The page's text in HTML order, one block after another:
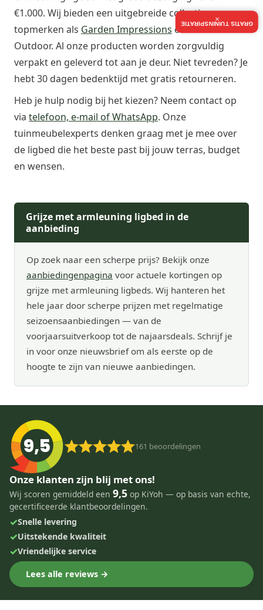
€1.000. Wij bieden een uitgebreide collectie van
topmerken als Garden Impressions en Boender
Outdoor. Al onze producten worden zorgvuldig
verpakt en geleverd tot aan je deur. Niet tevreden? Je
hebt 30 dagen bedenktijd met gratis retourneren.
Heb je hulp nodig bij het kiezen? Neem contact op
via telefoon, e-mail of WhatsApp. Onze
tuinmeubelexperts denken graag met je mee over
de ligbed die het beste past bij jouw terras, budget
en wensen.
Grijze met armleuning ligbed in de
aanbieding
Op zoek naar een scherpe prijs? Bekijk onze
aanbiedingenpagina voor actuele kortingen op
grijze met armleuning ligbeds. Wij hanteren het
hele jaar door scherpe prijzen met regelmatige
seizoensaanbiedingen — van de
voorjaarsuitverkoop tot de najaarsdeals. Schrijf je
in voor onze nieuwsbrief om als eerste op de
hoogte te zijn van nieuwe aanbiedingen.
9,5 161 beoordelingen
Onze klanten zijn blij met ons!
Wij scoren gemiddeld een 9,5 op KiYoh — op basis van echte,
gecertificeerde klantbeoordelingen.
✓Snelle levering
✓Uitstekende kwaliteit
✓Vriendelijke service
Lees alle reviews →
GRATIS TUININSPIRATIE
×